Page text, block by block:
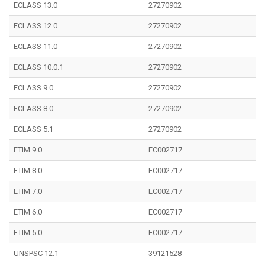
ECLASS 13.0 27270902
ECLASS 12.0 27270902
ECLASS 11.0 27270902
ECLASS 10.0.1 27270902
ECLASS 9.0 27270902
ECLASS 8.0 27270902
ECLASS 5.1 27270902
ETIM 9.0 EC002717
ETIM 8.0 EC002717
ETIM 7.0 EC002717
ETIM 6.0 EC002717
ETIM 5.0 EC002717
UNSPSC 12.1 39121528